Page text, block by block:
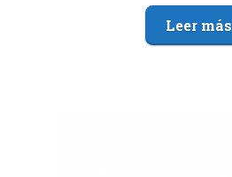
Leer más